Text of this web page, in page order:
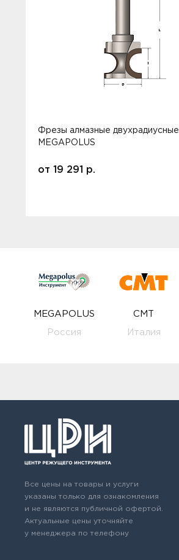
Фрезы алмазные двухрадиусные
MEGAPOLUS
от 19 291 р.
MEGAPOLUS
Россия
CMT
Италия
Все цены на товары и услуги
указаны только для ознакомления
и не являются публичной офертой.
Актуальные цены уточняйте
у менеджера по телефону